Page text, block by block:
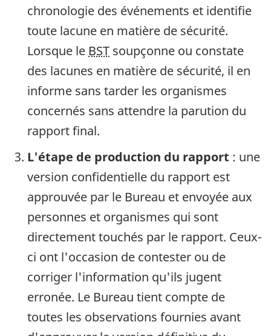
chronologie des événements et identifie
toute lacune en matière de sécurité.
Lorsque le BST soupçonne ou constate
des lacunes en matière de sécurité, il en
informe sans tarder les organismes
concernés sans attendre la parution du
rapport final.
L'étape de production du rapport : une
version confidentielle du rapport est
approuvée par le Bureau et envoyée aux
personnes et organismes qui sont
directement touchés par le rapport. Ceux-
ci ont l'occasion de contester ou de
corriger l'information qu'ils jugent
erronée. Le Bureau tient compte de
toutes les observations fournies avant